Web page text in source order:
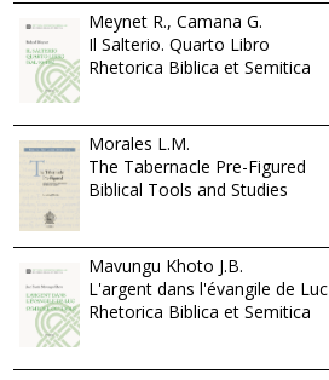
Meynet R., Camana G.
Il Salterio. Quarto Libro
Rhetorica Biblica et Semitica
Morales L.M.
The Tabernacle Pre-Figured
Biblical Tools and Studies
Mavungu Khoto J.B.
L'argent dans l'évangile de Luc
Rhetorica Biblica et Semitica